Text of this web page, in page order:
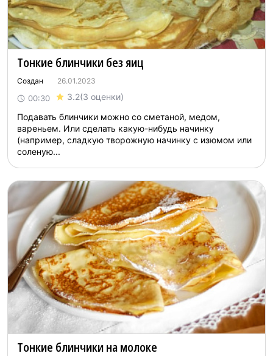
Тонкие блинчики без яиц
Создан 26.01.2023
00:30 3.2(3 оценки)
Подавать блинчики можно со сметаной, медом,
вареньем. Или сделать какую-нибудь начинку
(например, сладкую творожную начинку с изюмом или
соленую...
Тонкие блинчики на молоке